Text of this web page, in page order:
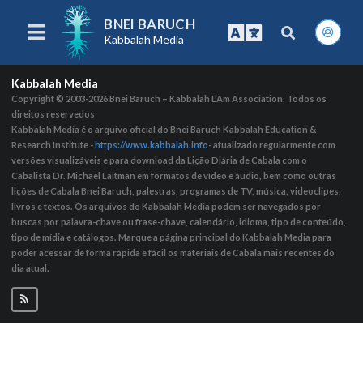
BNEI BARUCH
Kabbalah Media
Kabbalah Media
Copyright © 2003-2026Bnei Baruch – Kabbalah L’Am Association, Todos os
direitos reservedos
Kabbalah Media é o arquivo oficial do Bnei Baruch Kabbalah Education &
Research Institute -https://www.kabbalah.info- atualizado regularmente com
versões visualizáveis ​​e para download da Lição Diária de Cabala com o
Cabalista Dr. Michael Laitman em formatos de vídeo e áudio, bem como outras
lições de Cabala Bnei Baruch, palestras, programas de TV, música, videoclipes,
livros e textos. Os arquivos do Kabbalah Media podem ser navegados por
buscas por palavra-chave ou frase-chave, calendário, idioma, tipo de conteúdo,
tipo de mídia e catálogos. Marque a página principal do Kabbalah Media para
poder acessar de forma rápida e fácil os materiais de Cabala mais recentes do
dia atual.